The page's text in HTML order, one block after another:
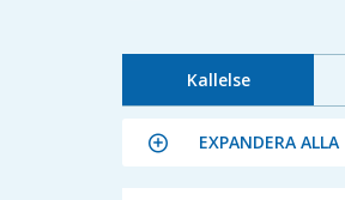
Kallelse
EXPANDERA ALLA